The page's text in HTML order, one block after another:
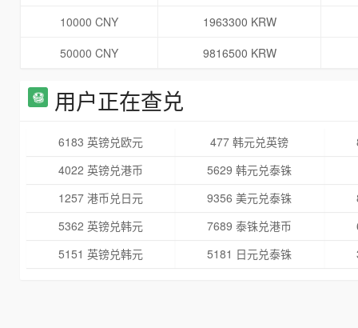
10000 CNY
1963300 KRW
50000 CNY
9816500 KRW
用户正在查兑
6183 英镑兑欧元 477 韩元兑英镑
4022 英镑兑港币
5629 韩元兑泰铢
1257 港币兑日元
9356 美元兑泰铢
5362 英镑兑韩元
7689 泰铢兑港币
5151 英镑兑韩元
5181 日元兑泰铢